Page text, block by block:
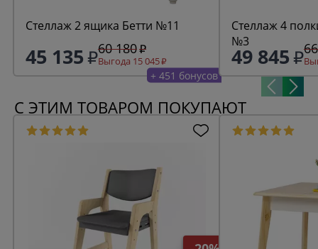
Стеллаж 2 ящика Бетти №11
45 135 60 180
Выгода 15 045
+ 451 бонусов
Стеллаж 4
№3
49 845
С ЭТИМ ТОВАРОМ ПОКУПАЮТ